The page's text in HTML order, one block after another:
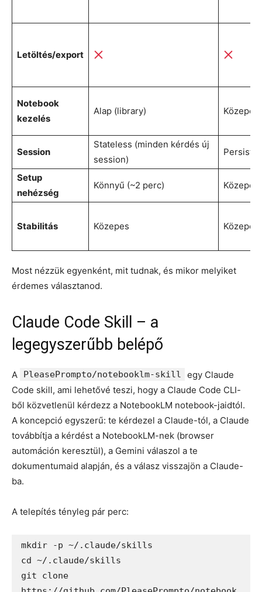
Letöltés/export
Notebook
kezelés
Alap (library)
Session
Stateless (minden kérdés új
session)
Setup
nehézség
Könnyű (~2 perc)
Stabilitás Közepes Közepes
Most nézzük egyenként, mit tudnak, és mikor melyiket
érdemes választanod.
Claude Code Skill – a
legegyszerűbb belépő
A PleasePrompto/notebooklm-skill
egy Claude
Code skill, ami lehetővé teszi, hogy a Claude Code CLI-
ből közvetlenül kérdezz a NotebookLM notebook-jaidtól.
A koncepció egyszerű: te kérdezel a Claude-tól, a Claude
továbbítja a kérdést a NotebookLM-nek (browser
automáción keresztül), a Gemini válaszol a te
dokumentumaid alapján, és a válasz visszajön a Claude-
ba.
A telepítés tényleg pár perc:
mkdir -p ~/.claude/skills
cd ~/.claude/skills
git clone